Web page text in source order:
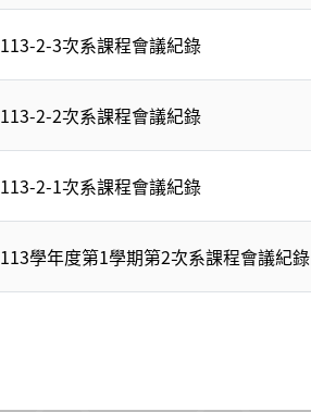
113-2-3次系課程會議紀錄
113-2-2次系課程會議紀錄
113-2-1次系課程會議紀錄
113學年度第1學期第2次系課程會議紀錄